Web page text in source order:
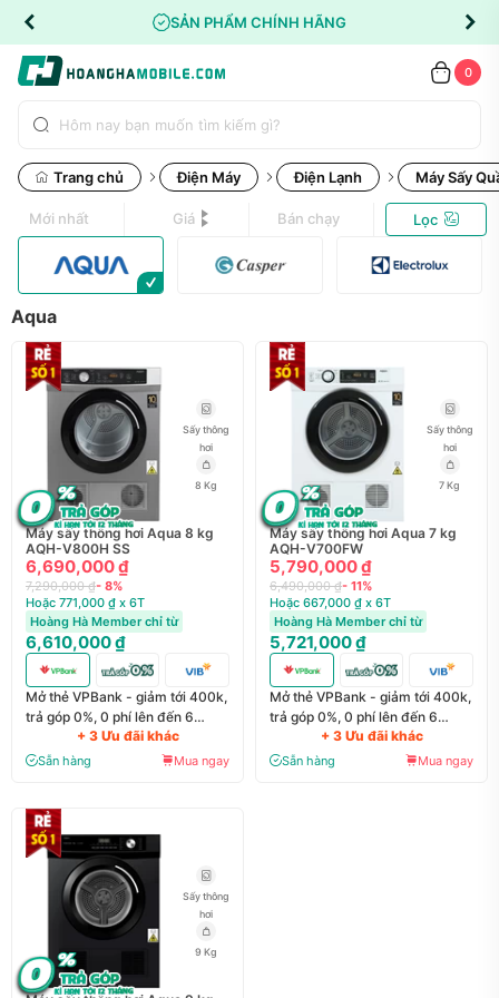
SẢN PHẨM CHÍNH HÃNG
0
Trang chủ Điện Máy Điện Lạnh Máy Sấy
Mới nhất Giá Bán chạy Lọc
Aqua
Sấy thông
hơi
8 Kg
Máy sấy thông hơi Aqua 8 kg
AQH-V800H SS
6,690,000 ₫
7,290,000 ₫- 8%
Hoặc 771,000 ₫ x 6T
Hoàng Hà Member chỉ từ
6,610,000 ₫
Mở thẻ VPBank - giảm tới 400k,
trả góp 0%, 0 phí lên đến 6
+ 3 Ưu đãi khác
Sẵn hàng Mua ngay
Sấy thông
hơi
7 Kg
Máy sấy thông hơi Aqua 7 kg
AQH-V700FW
5,790,000 ₫
6,490,000 ₫- 11%
Hoặc 667,000 ₫ x 6T
Hoàng Hà Member chỉ từ
5,721,000 ₫
Mở thẻ VPBank - giảm tới 400k,
trả góp 0%, 0 phí lên đến 6
+ 3 Ưu đãi khác
Sẵn hàng Mua ngay
Sấy thông
hơi
9 Kg